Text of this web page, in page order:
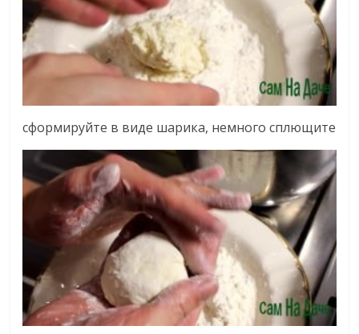
сформируйте в виде шарика, немного сплющите